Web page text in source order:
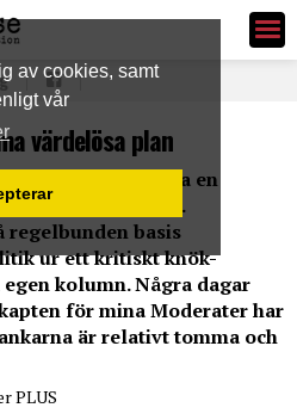
av cookies, samt
vår
Ledarsidorna.se
värdelösa plan
är numera en
Ledarsidorna.se.
regelbunden basis
ur ett kritiskt knök-
kolumn. Några dagar
för mina Moderater har
är relativt tomma och
PLUS